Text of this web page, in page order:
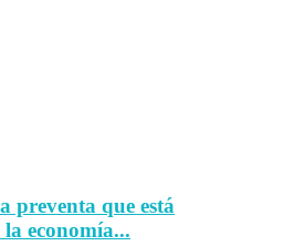
preventa que está
economía...